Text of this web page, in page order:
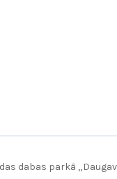
dabas parkā